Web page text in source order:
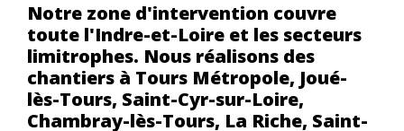
Notre zone d'intervention couvre
toute l'Indre-et-Loire et les secteurs
limitrophes. Nous réalisons des
chantiers à Tours Métropole, Joué-
lès-Tours, Saint-Cyr-sur-Loire,
Chambray-lès-Tours, La Riche, Saint-